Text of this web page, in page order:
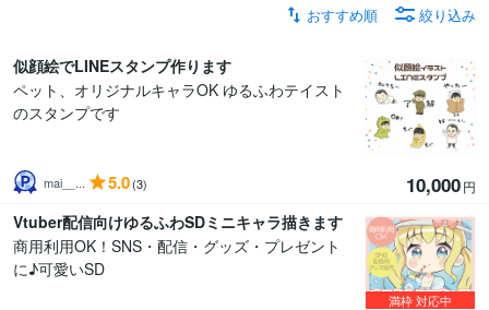
おすすめ順 絞り込み
似顔絵でLINEスタンプ作ります
ペット、オリジナルキャラOK ゆるふわテイスト
のスタンプです
mai__... 5.0(3) 10,000円
Vtuber配信向けゆるふわSDミニキャラ描きます
商用利用OK！SNS・配信・グッズ・プレゼント
に♪可愛いSD
満枠対応中